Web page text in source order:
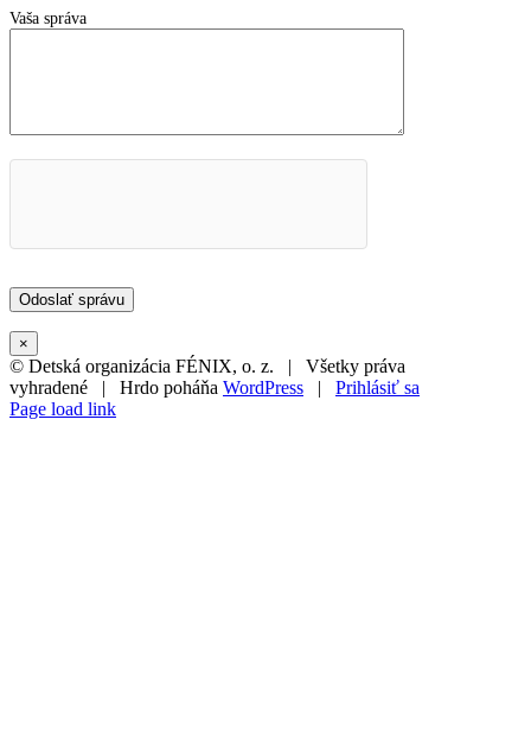
Vaša správa
×
© Detská organizácia FÉNIX, o. z. | Všetky práva
vyhradené | Hrdo poháňa WordPress
Prihlásiť sa
Page load link